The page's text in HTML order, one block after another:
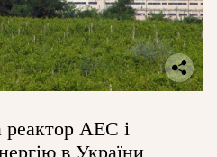
реактор АЕС і
в України